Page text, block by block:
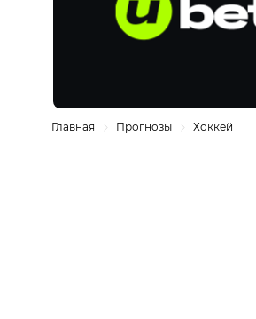
Главная Прогнозы Хоккей